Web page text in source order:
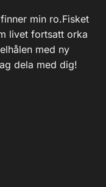
min ro.Fisket
livet fortsatt orka
med ny
dela med dig!